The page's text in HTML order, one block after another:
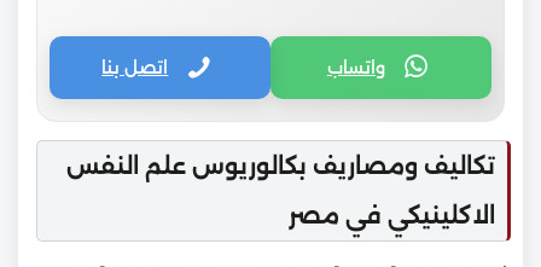
واتساب اتصل بنا
تكاليف ومصاريف بكالوريوس علم النفس
الاكلينيكي في مصر